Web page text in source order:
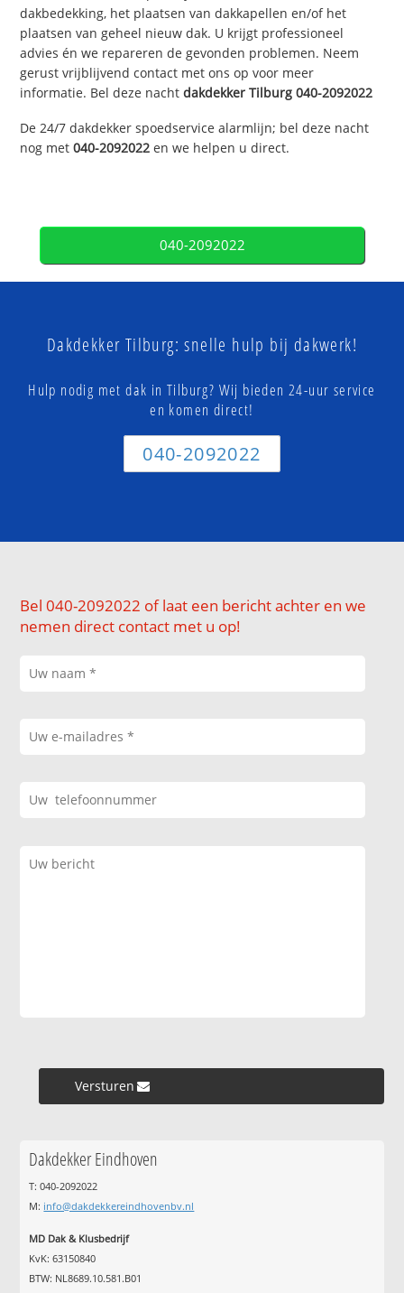
dakbedekking, het plaatsen van dakkapellen en/of het
plaatsen van geheel nieuw dak. U krijgt professioneel
advies én we repareren de gevonden problemen. Neem
gerust vrijblijvend contact met ons op voor meer
informatie. Bel deze nachtdakdekkerTilburg 040-2092022
De 24/7 dakdekker spoedservice alarmlijn; bel deze nacht
nog met040-2092022 en we helpen u direct.
040-2092022
Dakdekker Tilburg: snelle hulp bij dakwerk!
Hulp nodig met dak in Tilburg? Wij bieden 24-uur service
en komen direct!
040-2092022
Bel 040-2092022 of laat een bericht achter en we
nemen direct contact met u op!
Versturen »
Dakdekker Eindhoven
T: 040-2092022
M: info@dakdekkereindhovenbv.nl
MD Dak & Klusbedrijf
KvK: 63150840
BTW: NL8689.10.581.B01